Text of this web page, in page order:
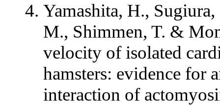
Yamashita, H.,
M., Shimmen, T. &
velocity of isolated
hamsters: evidence for
interaction of